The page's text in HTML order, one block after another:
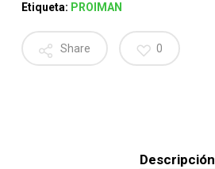
Etiqueta: PROIMAN
Share 0
Descripción